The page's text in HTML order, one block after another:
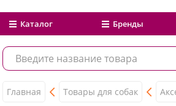
Каталог Бренды
Главная Товары для собак